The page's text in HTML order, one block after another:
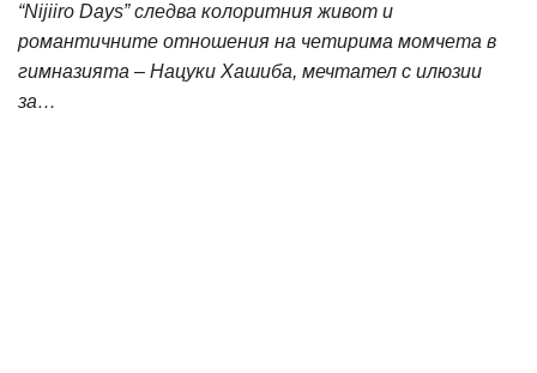
“Nijiiro Days” следва колоритния живот и
романтичните отношения на четирима момчета в
гимназията – Нацуки Хашиба, мечтател с илюзии
за…